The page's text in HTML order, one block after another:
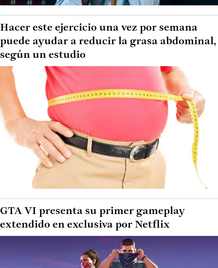
Hacer este ejercicio una vez por semana
puede ayudar a reducir la grasa abdominal,
según un estudio
GTA VI presenta su primer gameplay
extendido en exclusiva por Netflix